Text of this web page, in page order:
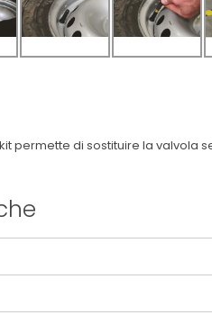
permette di sostituire la valvola